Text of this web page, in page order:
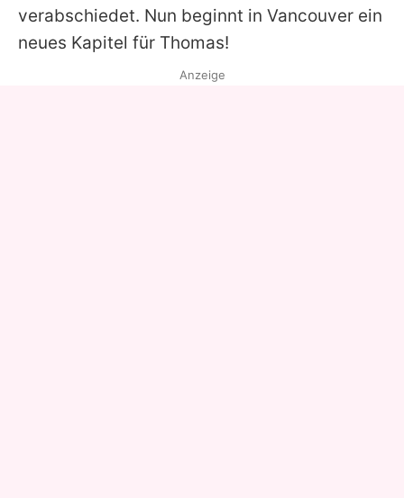
verabschiedet. Nun beginnt in Vancouver ein
neues Kapitel für Thomas!
Anzeige